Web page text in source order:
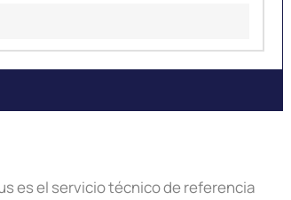
es el servicio técnico de referencia